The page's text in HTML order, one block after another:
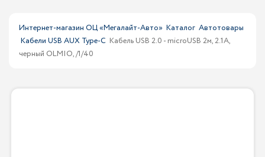
Интернет-магазин ОЦ «Мегалайт-Авто» Каталог Автотовары
Кабели USB AUX Type-C Кабель USB 2.0 - microUSB 2м, 2.1A,
черный OLMIO, /1/40